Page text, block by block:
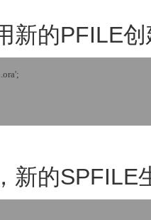
新的PFILE
新的SPFILE